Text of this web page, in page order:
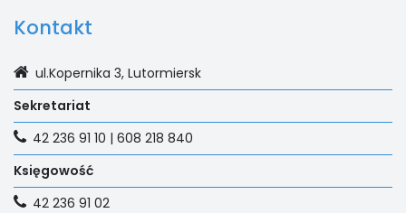
Kontakt
ul.Kopernika 3, Lutormiersk
Sekretariat
42 236 91 10 | 608 218 840
Księgowość
42 236 91 02